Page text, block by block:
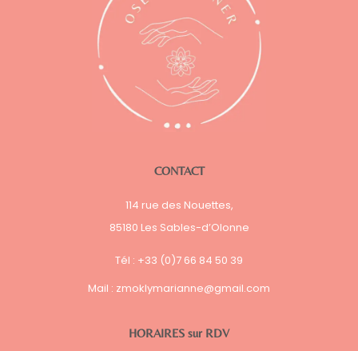
CONTACT
114 rue des Nouettes,
85180 Les Sables-d’Olonne
Tél : +33 (0)7 66 84 50 39
Mail : zmoklymarianne@gmail.com
HORAIRES sur RDV